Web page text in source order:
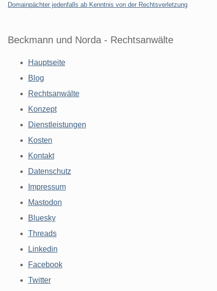
Domainpächter jedenfalls ab Kenntnis von der Rechtsverletzung
Beckmann und Norda - Rechtsanwälte
Hauptseite
Blog
Rechtsanwälte
Konzept
Dienstleistungen
Kosten
Kontakt
Datenschutz
Impressum
Mastodon
Bluesky
Threads
Linkedin
Facebook
Twitter